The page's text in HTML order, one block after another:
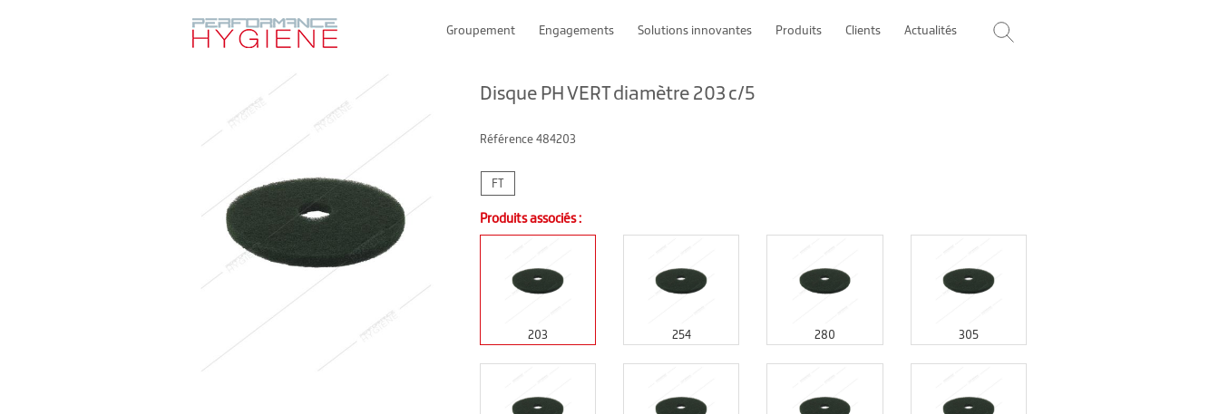
Groupement Engagements Solutions innovantes Produits Clients Actualités
Disque PH VERT diamètre 203 c/5
Référence484203
FT
Produits associés :
203 254 280 305